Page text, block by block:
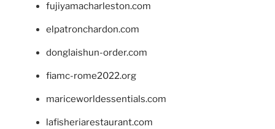
fujiyamacharleston.com
elpatronchardon.com
donglaishun-order.com
fiamc-rome2022.org
mariceworldessentials.com
lafisheriarestaurant.com